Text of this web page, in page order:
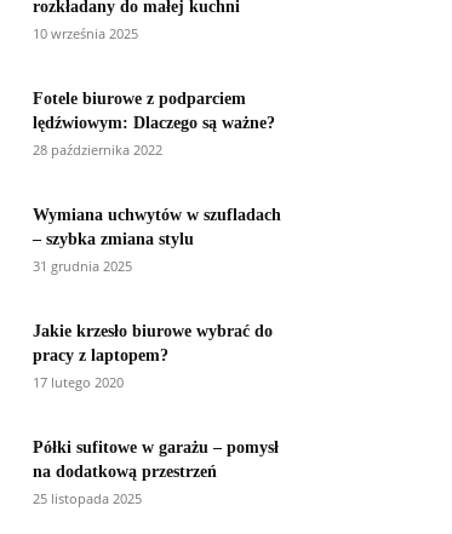
rozkładany do małej kuchni
10 września 2025
Fotele biurowe z podparciem
lędźwiowym: Dlaczego są ważne?
28 października 2022
Wymiana uchwytów w szufladach
– szybka zmiana stylu
31 grudnia 2025
Jakie krzesło biurowe wybrać do
pracy z laptopem?
17 lutego 2020
Półki sufitowe w garażu – pomysł
na dodatkową przestrzeń
25 listopada 2025